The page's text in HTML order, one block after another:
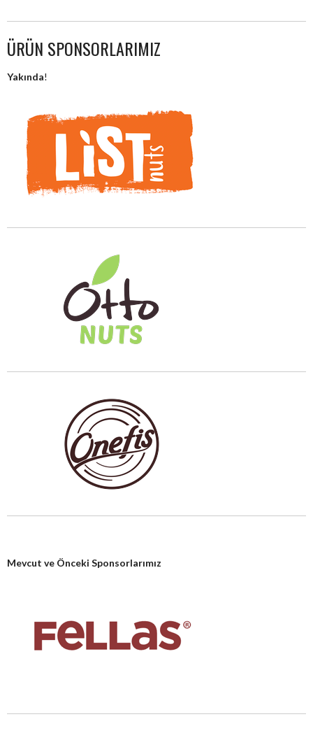
ÜRÜN SPONSORLARIMIZ
Yakında!
Mevcut ve Önceki Sponsorlarımız